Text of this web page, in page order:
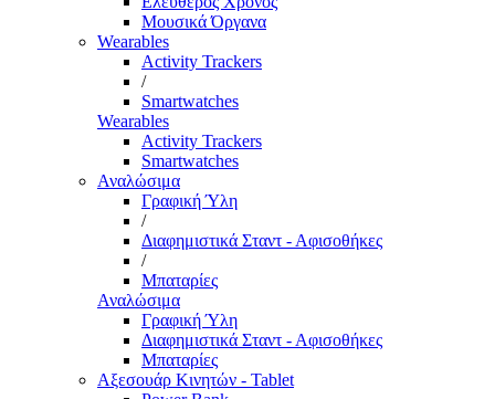
Μουσικά Όργανα
Wearables
Activity Trackers
/
Smartwatches
Wearables
Activity Trackers
Smartwatches
Αναλώσιμα
Γραφική Ύλη
/
Διαφημιστικά Σταντ - Αφισοθήκες
/
Μπαταρίες
Αναλώσιμα
Γραφική Ύλη
Διαφημιστικά Σταντ - Αφισοθήκες
Μπαταρίες
Αξεσουάρ Κινητών - Tablet